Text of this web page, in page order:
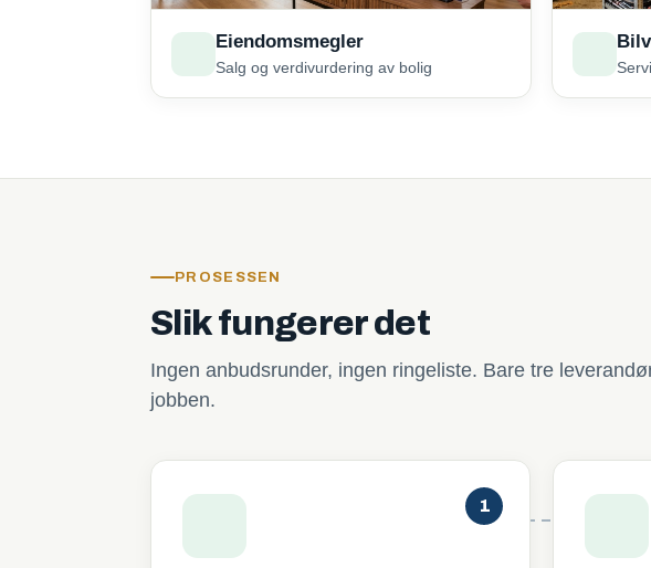
Eiendomsmegler
Salg og verdivurdering av bolig
PROSESSEN
Slik fungerer det
Ingen anbudsrunder, ingen ringeliste. Bare tre
jobben.
1